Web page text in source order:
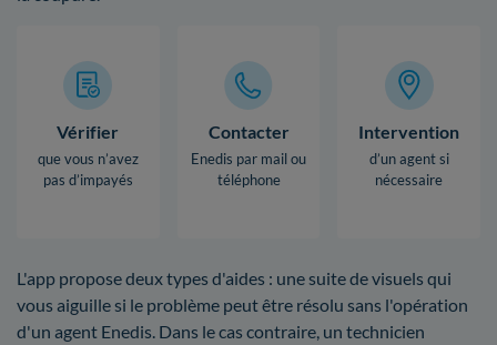
Vérifier
que vous n’avez
pas d’impayés
Contacter
Enedis par mail ou
téléphone
Intervention
d’un agent si
nécessaire
L'app propose deux types d'aides : une suite de visuels qui
vous aiguille si le problème peut être résolu sans l'opération
d'un agent Enedis. Dans le cas contraire, un technicien